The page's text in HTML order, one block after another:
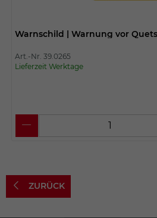
Warnschild | Warnung vor
Art.-Nr. 39.0265
Lieferzeit Werktage
ZURÜCK